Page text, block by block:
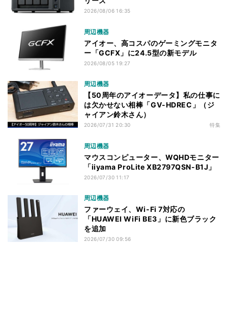
2026/08/06 16:35
周辺機器
アイオー、高コスパのゲーミングモニタ
ー「GCFX」に24.5型の新モデル
2026/08/05 19:27
周辺機器
【50周年のアイオーデータ】私の仕事に
は欠かせない相棒「GV-HDREC」（ジ
ャイアン鈴木さん）
2026/07/31 20:30 特集
周辺機器
マウスコンピューター、WQHDモニター
「iiyama ProLite XB2797QSN-B1J」
2026/07/30 11:17
周辺機器
ファーウェイ、Wi-Fi 7対応の
「HUAWEI WiFi BE3」に新色ブラック
を追加
2026/07/30 09:56